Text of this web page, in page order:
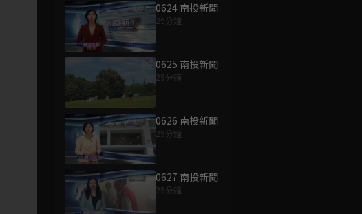
0624 南投新聞
29分鐘
0625 南投新聞
29分鐘
0626 南投新聞
29分鐘
0627 南投新聞
29分鐘